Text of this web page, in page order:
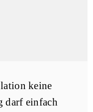
keine
darf einfach